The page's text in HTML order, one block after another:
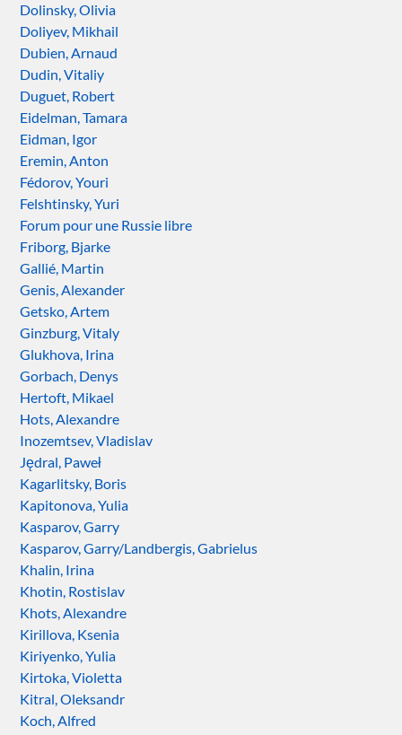
Dolinsky, Olivia
Doliyev, Mikhail
Dubien, Arnaud
Dudin, Vitaliy
Duguet, Robert
Eidelman, Tamara
Eidman, Igor
Eremin, Anton
Fédorov, Youri
Felshtinsky, Yuri
Forum pour une Russie libre
Friborg, Bjarke
Gallié, Martin
Genis, Alexander
Getsko, Artem
Ginzburg, Vitaly
Glukhova, Irina
Gorbach, Denys
Hertoft, Mikael
Hots, Alexandre
Inozemtsev, Vladislav
Jędral, Paweł
Kagarlitsky, Boris
Kapitonova, Yulia
Kasparov, Garry
Kasparov, Garry/Landbergis, Gabrielus
Khalin, Irina
Khotin, Rostislav
Khots, Alexandre
Kirillova, Ksenia
Kiriyenko, Yulia
Kirtoka, Violetta
Kitral, Oleksandr
Koch, Alfred